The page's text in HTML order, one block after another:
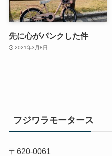
先に心がパンクした件
2021年3月8日
フジワラモータース
〒620-0061